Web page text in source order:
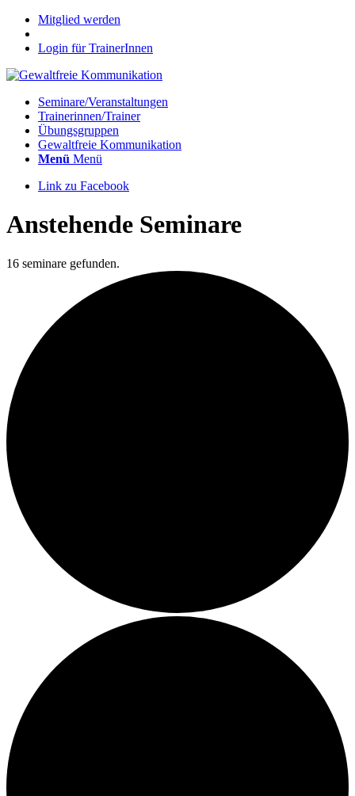
Mitglied werden
Login für TrainerInnen
Seminare/Veranstaltungen
Trainerinnen/Trainer
Übungsgruppen
Gewaltfreie Kommunikation
Menü Menü
Link zu Facebook
Anstehende Seminare
16 seminare gefunden.